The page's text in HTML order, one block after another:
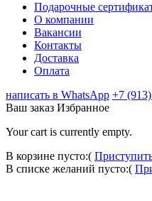
Подарочные
О компании
Вакансии
Контакты
Доставка
Оплата
написать в WhatsApp +7
Ваш заказ Избранное
Your cart is currently empty.
В корзине пусто:(
В списке желаний пусто:(